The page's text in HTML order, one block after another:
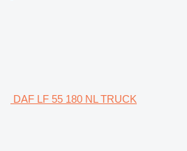
DAF LF 55 180 NL TRUCK